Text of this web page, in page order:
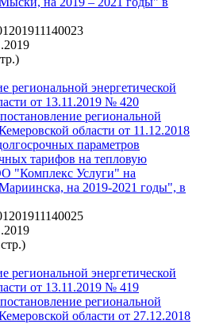
региональной энергетической
от 13.11.2019 № 420
региональной
области от 11.12.2018
параметров
тарифов на тепловую
"Комплекс Услуги" на
на 2019-2021 годы", в
региональной энергетической
от 13.11.2019 № 419
региональной
области от 27.12.2018